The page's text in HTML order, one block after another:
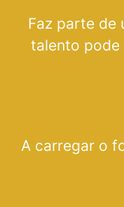
Faz parte de
talento pode
A carregar o